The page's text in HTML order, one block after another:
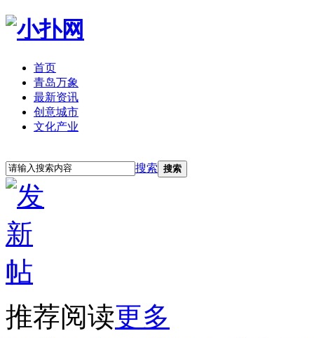
首页
青岛万象
最新资讯
创意城市
文化产业
搜索 搜索
推荐阅读更多